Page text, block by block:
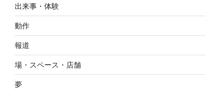
出来事・体験
動作
報道
場・スペース・店舗
夢